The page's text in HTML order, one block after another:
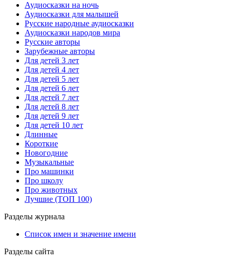
Аудиосказки на ночь
Аудиосказки для малышей
Русские народные аудиосказки
Аудиосказки народов мира
Русские авторы
Зарубежные авторы
Для детей 3 лет
Для детей 4 лет
Для детей 5 лет
Для детей 6 лет
Для детей 7 лет
Для детей 8 лет
Для детей 9 лет
Для детей 10 лет
Длинные
Короткие
Новогодние
Музыкальные
Про машинки
Про школу
Про животных
Лучшие (ТОП 100)
Разделы журнала
Список имен и значение имени
Разделы сайта